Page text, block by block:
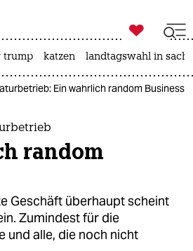
taz zahl ich
zahl ich

taz zahl ich
trump katzen landtagswahl in
Ein wahrlich random Business
random
Geschäft überhaupt scheint
Zumindest für die
und alle, die noch nicht